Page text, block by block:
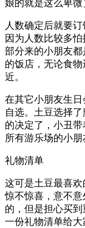
娘的就是这么卑微
人数确定后就要
因为人数比较多
部分来的小朋友
的饭店，无论食
近。
在其它小朋友生
自选。土豆选择
的决定了，小丑
所有游乐场的小朋
礼物清单
这可是土豆最喜欢
惊不惊喜，意不
的，但是担心买
一份礼物清单给